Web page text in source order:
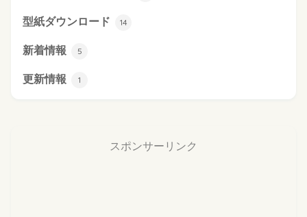
型紙ダウンロード 14
新着情報 5
更新情報 1
スポンサーリンク